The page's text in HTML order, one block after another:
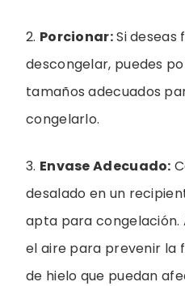
2. Porcionar:Si deseas
descongelar, puedes
tamaños adecuados
congelarlo.
3. Envase Adecuado:
desalado en un
apta para congelación.
el aire para prevenir la
de hielo que puedan